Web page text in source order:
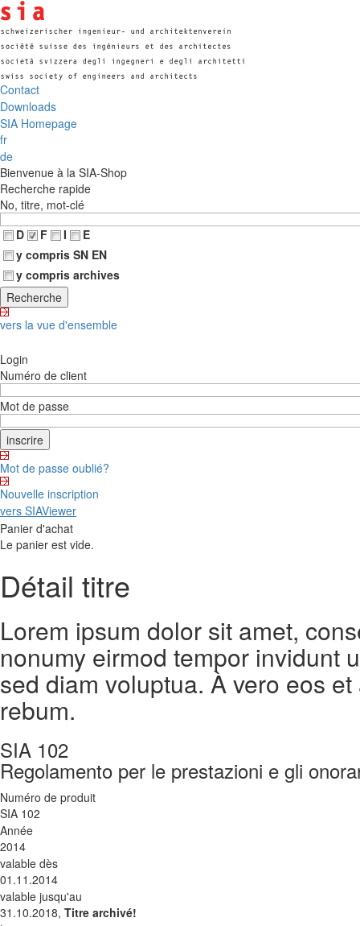
Contact
Downloads
SIA Homepage
fr
de
Bienvenue à la SIA-Shop
Recherche rapide
No, titre, mot-clé
D
F I
E
y compris SN EN
y compris archives
vers la vue d'ensemble
Login
Numéro de client
Mot de passe
Mot de passe oublié?
Nouvelle inscription
vers SIAViewer
Panier d'achat
Le panier est vide.
Détail titre
Lorem ipsum dolor sit amet,
nonumy eirmod tempor invidunt
sed diam voluptua. À vero eos
rebum.
SIA 102
Regolamento per le prestazioni e gli
Numéro de produit
SIA 102
Année
2014
valable dès
01.11.2014
valable jusqu'au
31.10.2018, Titre archivé!